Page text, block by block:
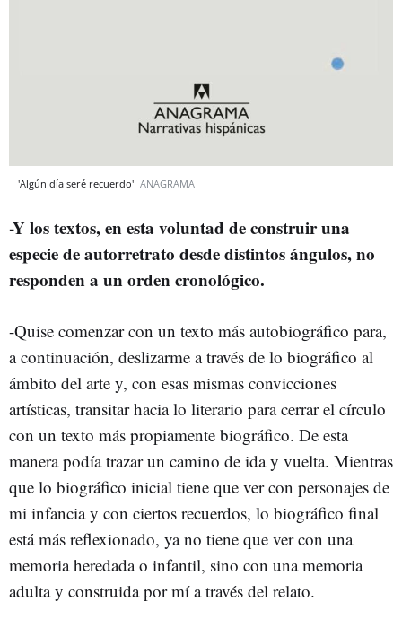
'Algún día seré recuerdo' ANAGRAMA
-Y los textos, en esta voluntad de construir una
especie de autorretrato desde distintos ángulos, no
responden a un orden cronológico.
-Quise comenzar con un texto más autobiográfico para,
a continuación, deslizarme a través de lo biográfico al
ámbito del arte y, con esas mismas convicciones
artísticas, transitar hacia lo literario para cerrar el círculo
con un texto más propiamente biográfico. De esta
manera podía trazar un camino de ida y vuelta. Mientras
que lo biográfico inicial tiene que ver con personajes de
mi infancia y con ciertos recuerdos, lo biográfico final
está más reflexionado, ya no tiene que ver con una
memoria heredada o infantil, sino con una memoria
adulta y construida por mí a través del relato.